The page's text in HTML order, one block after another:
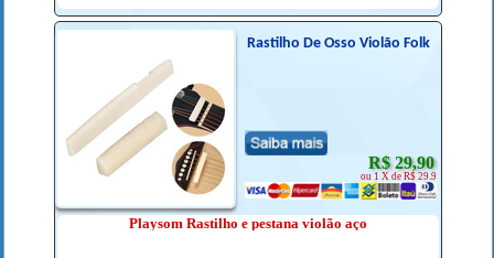
Rastilho De Osso Violão Folk
R$ 29,90
ou 1 X de R$ 29.9
Playsom Rastilho e pestana violão aço